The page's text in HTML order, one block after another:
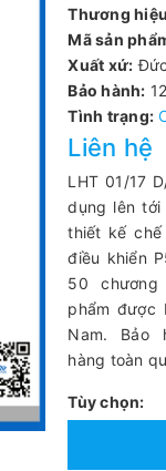
Thương
Mã sản
Xuất xứ: Đức
Bảo hành:
Tình trạng:
Liên hệ
LHT 01/17
dụng lên
thiết kế
điều khiển
50
phẩm được
Nam. Bảo
hàng toàn
Tùy chọn: